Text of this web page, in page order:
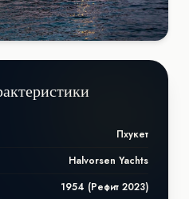
Пхукет
Halvorsen Yachts
1954 (Рефит 2023)